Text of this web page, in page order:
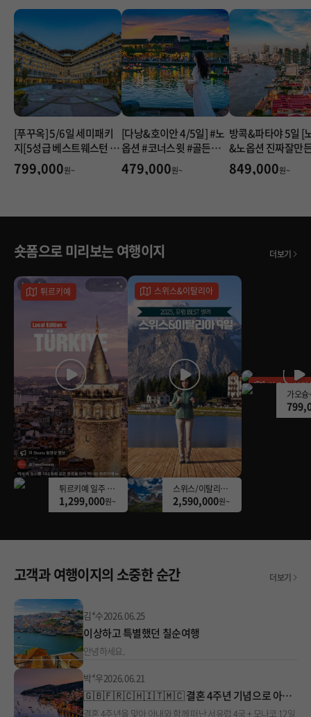
[푸꾸옥] 5/6일 세미패키
지[5성급 베스트웨스턴 프
리미어소나시]#심포니오
브더씨 공연#NO옵션#마
799,000원~
[다낭&호이안 4/5일] #노
옵션 #코너스윗 #골든베
이 #호이안야경투어 #바
구니배 #한강유람선 #전
479,000원~
방콕&파타야 5일 [
&노옵션 진짜잘만
오직 여행이지#알
아시안티크#욧시
849,000원~
숏폼으로 미리보는 여행이지 더보기
튀르키예
튀르키예 일주 9일 [여행의 정석] #아시아나항공 #월드체인3박 #10대특식 #10대도시 #양갈비 HIT
1,299,000원~
스위스&이탈리아
스위스/이탈리아 9일 [알프스Together] [ONLY여행이지] 리기OR돌로미테_체르마트_아말피/포지타노_최상동선
2,590,000원~
가오슝 아리
고객과 여행이지의 소중한 순간 더보기
김*수2026.06.25
이상하고 특별했던 칠순여행
안녕하세요.
박*우2026.06.21
🇬🇧🇫🇷🇨🇭🇮🇹🇲🇨 결혼 4주년 기념으로 아내와 함께 떠난 서유럽 4국 + 모나코 12일 여행!
결혼 4주년을 맞아 아내와 함께 떠난 서유럽 4국 + 모나코 12일